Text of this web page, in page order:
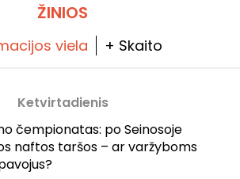
ŽINIOS
viela + Skaito
Ketvirtadienis
čempionatas: po Seinosoje
naftos taršos – ar varžyboms